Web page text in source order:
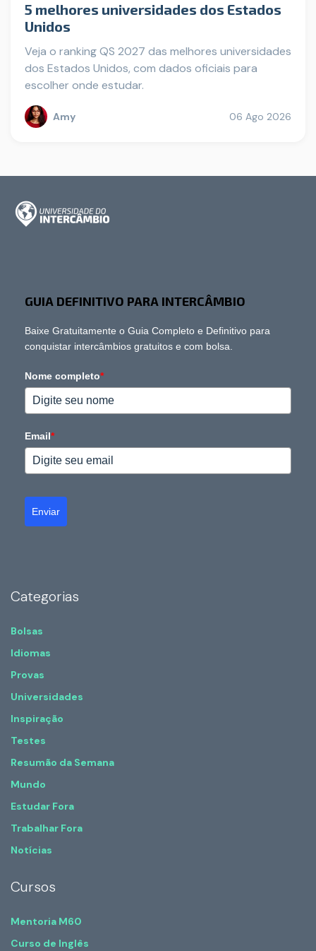
5 melhores universidades dos Estados
Unidos
Veja o ranking QS 2027 das melhores universidades
dos Estados Unidos, com dados oficiais para
escolher onde estudar.
Amy 06 Ago 2026
GUIA DEFINITIVO PARA INTERCÂMBIO
Baixe Gratuitamente o Guia Completo e Definitivo para
conquistar intercâmbios gratuitos e com bolsa.
Nome completo*
Email*
Enviar
Categorias
Bolsas
Idiomas
Provas
Universidades
Inspiração
Testes
Resumão da Semana
Mundo
Estudar Fora
Trabalhar Fora
Notícias
Cursos
Mentoria M60
Curso de Inglês